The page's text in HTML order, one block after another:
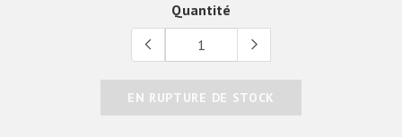
Quantité
EN RUPTURE DE STOCK